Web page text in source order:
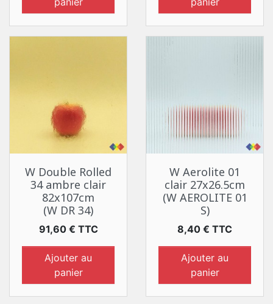
W Double Rolled
34 ambre clair
82x107cm
(W DR 34)
Prix
91,60 € TTC
Ajouter au
panier
W Aerolite 01
clair 27x26.5cm
(W AEROLITE 01
S)
Prix
8,40 € TTC
Ajouter au
panier